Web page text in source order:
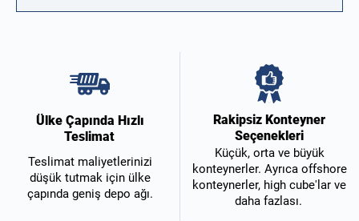
Ülke Çapında Hızlı
Teslimat
Teslimat maliyetlerinizi
düşük tutmak için ülke
çapında geniş depo ağı.
Rakipsiz Konteyner
Seçenekleri
Küçük, orta ve büyük
konteynerler. Ayrıca offshore
konteynerler, high cube'lar ve
daha fazlası.